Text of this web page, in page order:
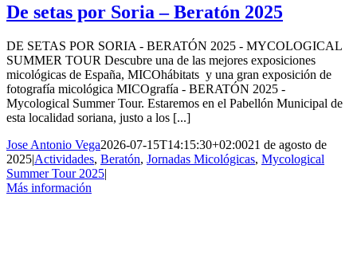
De setas por Soria – Beratón 2025
DE SETAS POR SORIA - BERATÓN 2025 - MYCOLOGICAL
SUMMER TOUR Descubre una de las mejores exposiciones
micológicas de España, MICOhábitats y una gran exposición de
fotografía micológica MICOgrafía - BERATÓN 2025 -
Mycological Summer Tour. Estaremos en el Pabellón Municipal de
esta localidad soriana, justo a los [...]
Jose Antonio Vega2026-07-15T14:15:30+02:0021 de agosto de
2025|Actividades, Beratón, Jornadas Micológicas, Mycological
Summer Tour 2025|
Más información